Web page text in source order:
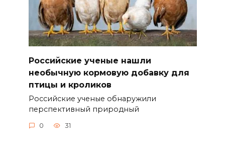
Российские ученые нашли
необычную кормовую добавку для
птицы и кроликов
Российские ученые обнаружили
перспективный природный
0 31